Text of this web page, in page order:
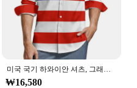
미국 국기 하와이안 셔츠, 그래픽 프린트, 패션 비치 셔츠, 여름 비치 셔츠, 라펠 셔츠
₩16,580